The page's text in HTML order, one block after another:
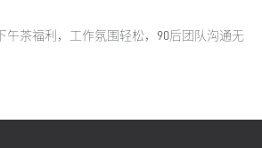
午茶福利，工作氛围轻松，90后团队沟通无